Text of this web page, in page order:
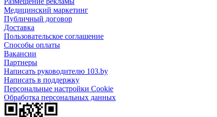
Медицинский маркетинг
Публичный договор
Доставка
Пользовательское соглашение
Способы оплаты
Вакансии
Партнеры
Написать руководителю 103.by
Написать в поддержку
Персональные настройки Cookie
Обработка персональных данных